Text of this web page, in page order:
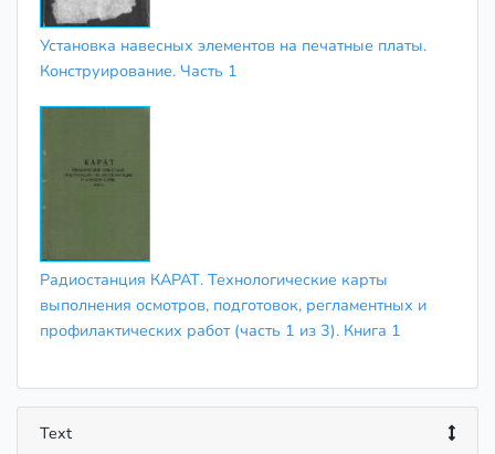
Установка навесных элементов на печатные платы.
Конструирование. Часть 1
Радиостанция КАРАТ. Технологические карты
выполнения осмотров, подготовок, регламентных и
профилактических работ (часть 1 из 3). Книга 1
Text